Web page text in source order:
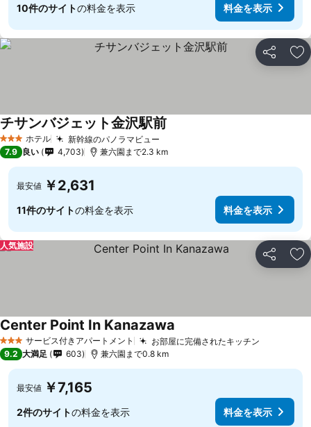
10件のサイトの料金を表示 料金を表示
シェア お
3 ホテルのランク
ホテル 新幹線のパノラマビュー
チサンバジェット金沢駅前
7.9 良い 4,703 兼六園まで2.3 km
最安値 ￥2,631
11件のサイトの料金を表示 料金を表示
シェア お
人気施設
3 ホテルのランク
サービス付きアパートメント お部屋に完備されたキッチン
Center Point In Kanazawa
9.2 大満足 603 兼六園まで0.8 km
最安値 ￥7,165
2件のサイトの料金を表示 料金を表示